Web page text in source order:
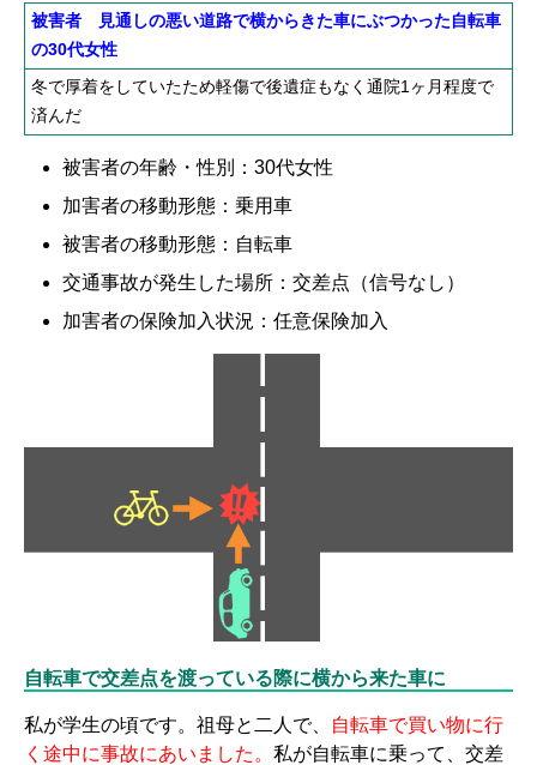
被害者 見通しの悪い道路で横からきた車にぶつかった自転車
の30代女性
冬で厚着をしていたため軽傷で後遺症もなく通院1ヶ月程度で
済んだ
被害者の年齢・性別：30代女性
加害者の移動形態：乗用車
被害者の移動形態：自転車
交通事故が発生した場所：交差点（信号なし）
加害者の保険加入状況：任意保険加入
自転車で交差点を渡っている際に横から来た車に
私が学生の頃です。祖母と二人で、
自転車で買い物に行
く途中に事故にあいました。 私が自転車に乗って、交差
弁護士費用を知る
弁護士を探す
弁護士に相談[無料]